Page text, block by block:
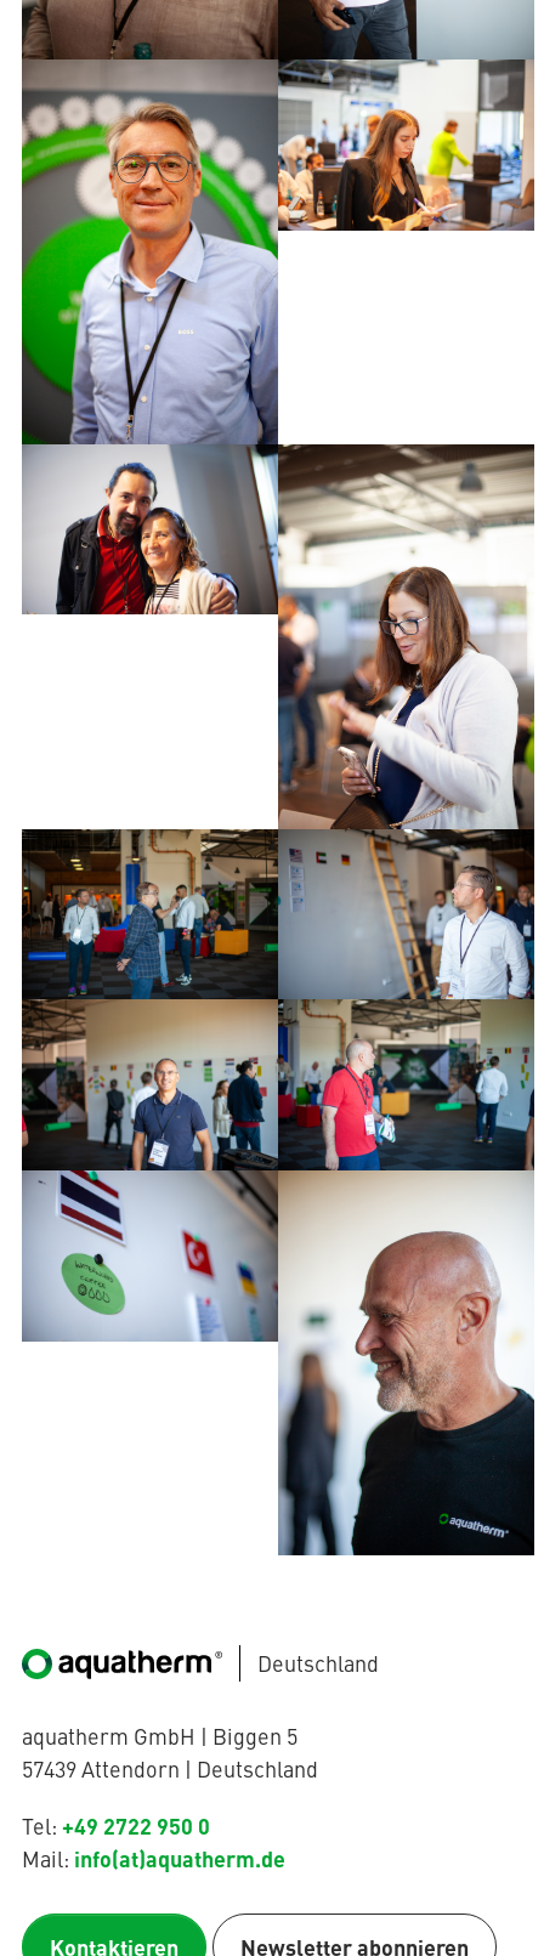
Deutschland
aquatherm GmbH | Biggen 5
57439 Attendorn | Deutschland
Tel: +49 2722 950 0
Mail: info(at)aquatherm.de
Kontaktieren Newsletter abonnieren